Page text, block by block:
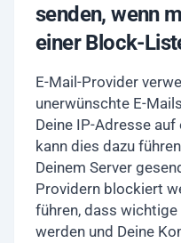
senden, wenn
einer Block-
E-Mail-Provider
unerwünschte E-
Deine IP-Adresse
kann dies dazu
Deinem Server
Providern blockiert
führen, dass
werden und Deine